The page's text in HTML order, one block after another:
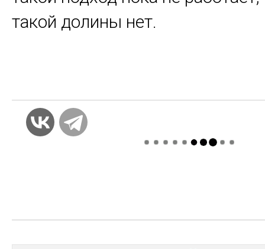
такой долины нет.